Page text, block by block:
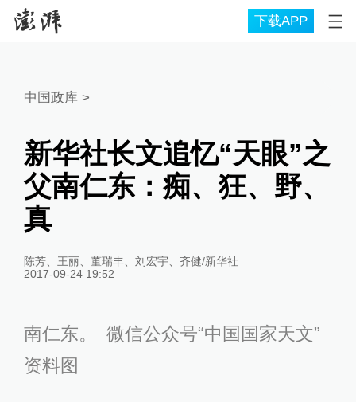
下载APP
中国政库 >
新华社长文追忆“天眼”之
父南仁东：痴、狂、野、
真
陈芳、王丽、董瑞丰、刘宏宇、齐健/新华社
2017-09-24 19:52
南仁东。 微信公众号“中国国家天文”
资料图